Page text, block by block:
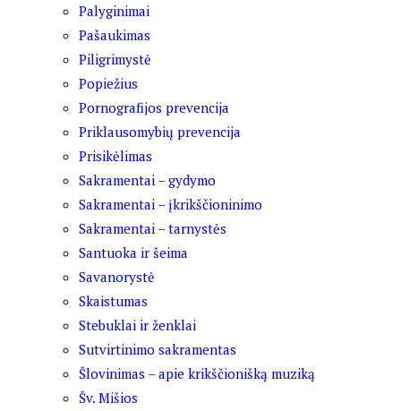
Palyginimai
Pašaukimas
Piligrimystė
Popiežius
Pornografijos prevencija
Priklausomybių prevencija
Prisikėlimas
Sakramentai – gydymo
Sakramentai – įkrikščioninimo
Sakramentai – tarnystės
Santuoka ir šeima
Savanorystė
Skaistumas
Stebuklai ir ženklai
Sutvirtinimo sakramentas
Šlovinimas – apie krikščionišką muziką
Šv. Mišios